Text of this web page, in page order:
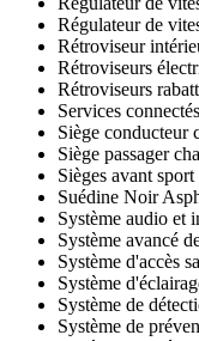
Régulateur de
Rétroviseur
Rétroviseurs
Rétroviseurs
Services connectés
Siège conducteur
Siège passager
Sièges avant sport
Suédine Noir
Système audio et
Système avancé
Système d'accès
Système
Système de
Système de